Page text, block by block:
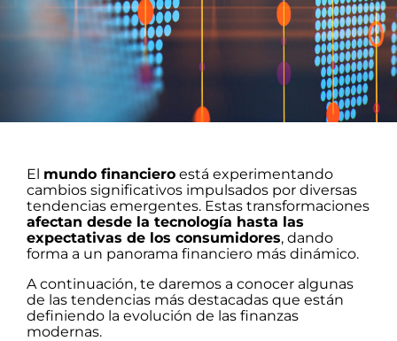
El mundo financiero está experimentando
cambios significativos impulsados por diversas
tendencias emergentes. Estas transformaciones
afectan desde la tecnología hasta las
expectativas de los consumidores, dando
forma a un panorama financiero más dinámico.
A continuación, te daremos a conocer algunas
de las tendencias más destacadas que están
definiendo la evolución de las finanzas
modernas.